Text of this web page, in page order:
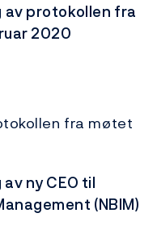
protokollen fra
2020
fra møtet
ny CEO til
(NBIM)